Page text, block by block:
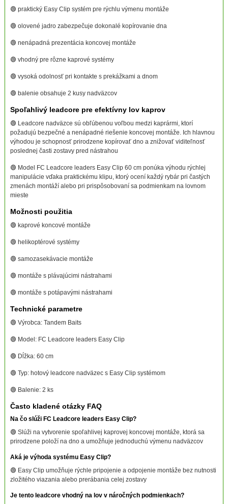
🟢 praktický Easy Clip systém pre rýchlu výmenu montáže
🟢 olovené jadro zabezpečuje dokonalé kopírovanie dna
🟢 nenápadná prezentácia koncovej montáže
🟢 vhodný pre rôzne kaprové systémy
🟢 vysoká odolnosť pri kontakte s prekážkami a dnom
🟢 balenie obsahuje 2 kusy nadväzcov
Spoľahlivý leadcore pre efektívny lov kaprov
🟢 Leadcore nadväzce sú obľúbenou voľbou medzi kaprármi, ktorí
požadujú bezpečné a nenápadné riešenie koncovej montáže. Ich hlavnou
výhodou je schopnosť prirodzene kopírovať dno a znižovať viditeľnosť
poslednej časti zostavy pred nástrahou
🟢 Model FC Leadcore leaders Easy Clip 60 cm ponúka výhodu rýchlej
manipulácie vďaka praktickému klipu, ktorý ocení každý rybár pri častých
zmenách montáží alebo pri prispôsobovaní sa podmienkam na lovnom
mieste
Možnosti použitia
🟢 kaprové koncové montáže
🟢 helikoptérové systémy
🟢 samozasekávacie montáže
🟢 montáže s plávajúcimi nástrahami
🟢 montáže s potápavými nástrahami
Technické parametre
🟢 Výrobca: Tandem Baits
🟢 Model: FC Leadcore leaders Easy Clip
🟢 Dĺžka: 60 cm
🟢 Typ: hotový leadcore nadväzec s Easy Clip systémom
🟢 Balenie: 2 ks
Často kladené otázky FAQ
Na čo slúži FC Leadcore leaders Easy Clip?
🟢 Slúži na vytvorenie spoľahlivej kaprovej koncovej montáže, ktorá sa
prirodzene položí na dno a umožňuje jednoduchú výmenu nadväzcov
Aká je výhoda systému Easy Clip?
🟢 Easy Clip umožňuje rýchle pripojenie a odpojenie montáže bez nutnosti
zložitého viazania alebo prerábania celej zostavy
Je tento leadcore vhodný na lov v náročných podmienkach?